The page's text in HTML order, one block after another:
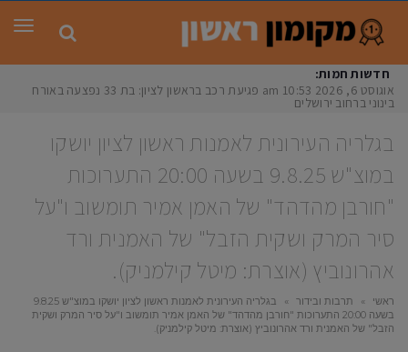
חדשות חמות:
אוגוסט 6, 2026
10:53 am פגיעת רכב בראשון לציון: בת 33 נפצעה באורח
בינוני ברחוב ירושלים
בגלריה העירונית לאמנות ראשון לציון יושקו
במוצ"ש 9.8.25 בשעה 20:00 התערוכות
"חורבן מהדהד" של האמן אמיר תומשוב ו"על
סיר המרק ושקית הזבל" של האמנית ורד
אהרונוביץ (אוצרת: מיטל קילמניק).
ראשי » תרבות ובידור »
בגלריה העירונית לאמנות ראשון לציון יושקו במוצ"ש 9.8.25
בשעה 20:00 התערוכות "חורבן מהדהד" של האמן אמיר תומשוב ו"על סיר המרק ושקית
הזבל" של האמנית ורד אהרונוביץ (אוצרת: מיטל קילמניק).